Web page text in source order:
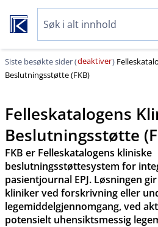
Siste besøkte sider (deaktiver)
Beslutningsstøtte (FKB)
Felleskatalogens
Beslutningsstøtte
FKB er Felleskatalogens kliniske
beslutningsstøttesystem for
pasientjournal EPJ. Løsningen
kliniker ved forskrivning eller
legemiddelgjennomgang, ved
potensielt uhensiktsmessig